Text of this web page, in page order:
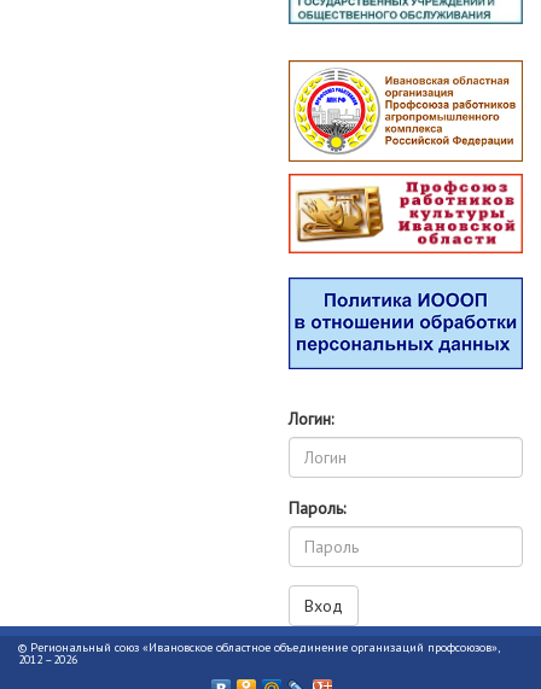
Логин:
Пароль:
© Региональный союз «Ивановское областное объединение организаций профсоюзов»,
2012 –2026